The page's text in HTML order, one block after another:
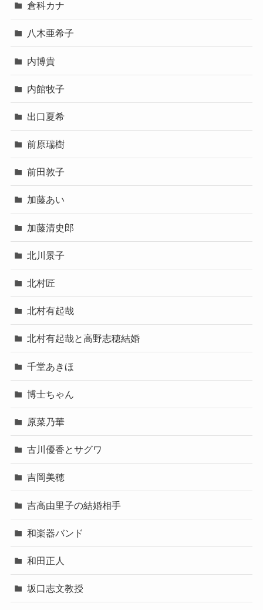
倉科カナ
八木亜希子
内博貴
内館牧子
出口夏希
前原瑞樹
前田敦子
加藤あい
加藤清史郎
北川景子
北村匠
北村有起哉
北村有起哉と高野志穂結婚
千堂あきほ
博士ちゃん
原菜乃華
古川優香とサグワ
吉岡美穂
吉高由里子の結婚相手
和楽器バンド
和田正人
坂口志文教授